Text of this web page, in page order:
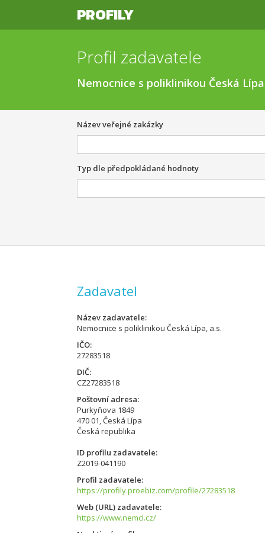
PROFILY
Profil zadavatele
Nemocnice s poliklinikou Česká
Název veřejné zakázky
Typ dle předpokládané hodnoty
Zadavatel
Název zadavatele
Nemocnice s poliklinikou Česká Lípa, a.s.
IČO
27283518
DIČ
CZ27283518
Poštovní adresa
Purkyňova 1849
470 01, Česká Lípa
Česká republika
ID profilu zadavatele
Z2019-041190
Profil zadavatele
https://profily.proebiz.com/profile/27283518
Web (URL) zadavatele
https://www.nemcl.cz/